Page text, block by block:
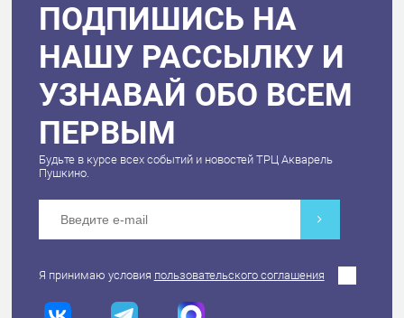
ПОДПИШИСЬ НА
НАШУ РАССЫЛКУ И
УЗНАВАЙ ОБО ВСЕМ
ПЕРВЫМ
Будьте в курсе всех событий и новостей ТРЦ Акварель
Пушкино.
Я принимаю условия пользовательского соглашения